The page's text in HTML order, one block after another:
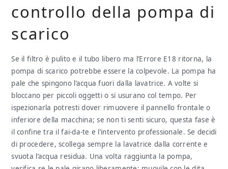
controllo della pompa di
scarico
Se il filtro è pulito e il tubo libero ma l’Errore E18 ritorna, la
pompa di scarico potrebbe essere la colpevole. La pompa ha
pale che spingono l’acqua fuori dalla lavatrice. A volte si
bloccano per piccoli oggetti o si usurano col tempo. Per
ispezionarla potresti dover rimuovere il pannello frontale o
inferiore della macchina; se non ti senti sicuro, questa fase è
il confine tra il fai-da-te e l’intervento professionale. Se decidi
di procedere, scollega sempre la lavatrice dalla corrente e
svuota l’acqua residua. Una volta raggiunta la pompa,